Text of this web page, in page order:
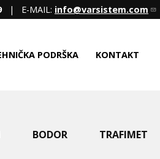
| E-MAIL: info@varsistem.com
PODRŠKA KONTAKT
BODOR TRAFIMET